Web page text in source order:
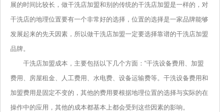
展的时间比较长，做干洗店加盟和别的传统的干洗店加盟是一样的，对
干洗店的地理位置要有一个非常好的选择，位置的选择是一家品牌能够
发展起来的先天因素，所以做干洗店加盟一定要选择靠谱的干洗店加盟
品牌。
干洗店加盟成本，主要包括以下几个方面：“干洗设备费用、加盟
费用、房屋租金、人工费用、水电费、设备运输费等。干洗设备费用和
加盟费用是固定不变的，其他的费用要根据地理位置的选择与实际的在
操作中的应用，其他的成本都基本上都会受到这些因素的影响。